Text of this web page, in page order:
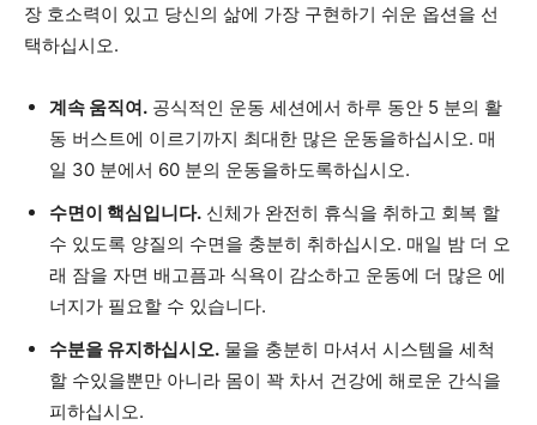
장 호소력이 있고 당신의 삶에 가장 구현하기 쉬운 옵션을 선
택하십시오.
계속 움직여. 공식적인 운동 세션에서 하루 동안 5 분의 활
동 버스트에 이르기까지 최대한 많은 운동을하십시오. 매
일 30 분에서 60 분의 운동을하도록하십시오.
수면이 핵심입니다. 신체가 완전히 휴식을 취하고 회복 할
수 있도록 양질의 수면을 충분히 취하십시오. 매일 밤 더 오
래 잠을 자면 배고픔과 식욕이 감소하고 운동에 더 많은 에
너지가 필요할 수 있습니다.
수분을 유지하십시오. 물을 충분히 마셔서 시스템을 세척
할 수있을뿐만 아니라 몸이 꽉 차서 건강에 해로운 간식을
피하십시오.